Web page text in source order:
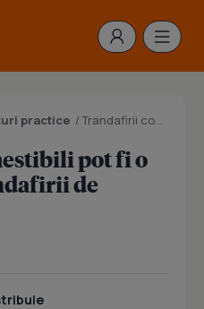
practice /Trandafirii comestibili pot fi o delicatesa – trandafirii de dulceata
pot fi o
de